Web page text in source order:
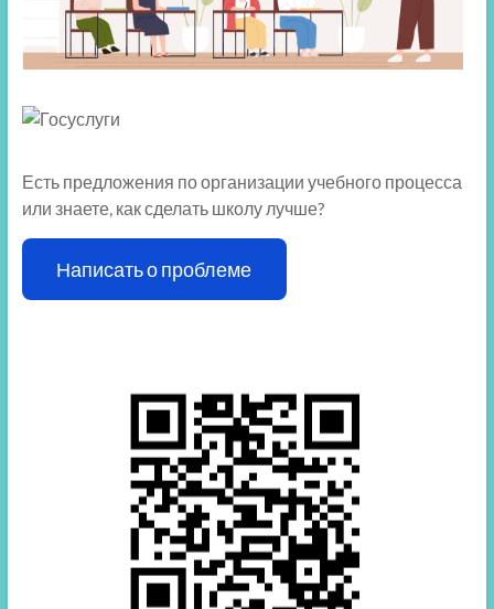
Есть предложения по организации учебного процесса
или знаете, как сделать школу лучше?
Написать о проблеме